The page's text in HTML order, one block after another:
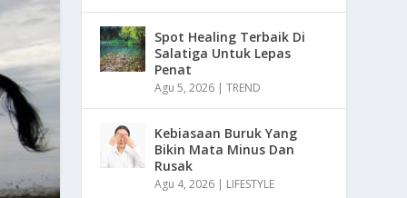
Spot Healing Terbaik Di
Salatiga Untuk Lepas
Penat
Agu 5, 2026 |TREND
Kebiasaan Buruk Yang
Bikin Mata Minus Dan
Rusak
Agu 4, 2026 | LIFESTYLE